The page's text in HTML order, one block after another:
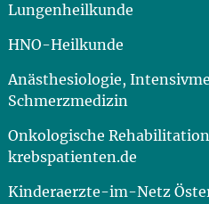
Lungenheilkunde
HNO-Heilkunde
Anästhesiologie,
Schmerzmedizin
Onkologische
krebspatienten.de
Kinderaerzte-im-Netz